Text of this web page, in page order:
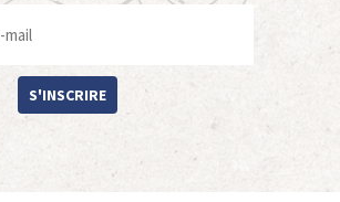
S'INSCRIRE